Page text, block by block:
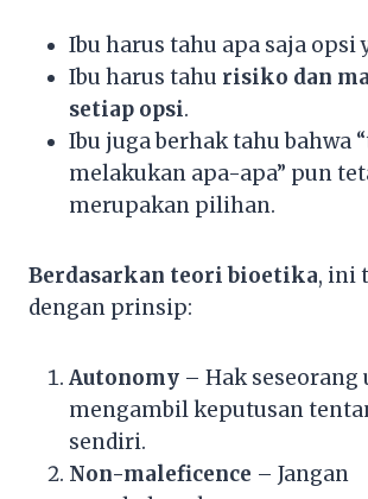
Ibu harus tahu apa saja opsi
Ibu harus tahu risiko dan
setiap opsi.
Ibu juga berhak tahu bahwa
melakukan apa-apa” pun
merupakan pilihan.
Berdasarkan teori bioetika, ini
dengan prinsip:
Autonomy – Hak seseorang
mengambil keputusan
sendiri.
Non-maleficence – Jangan